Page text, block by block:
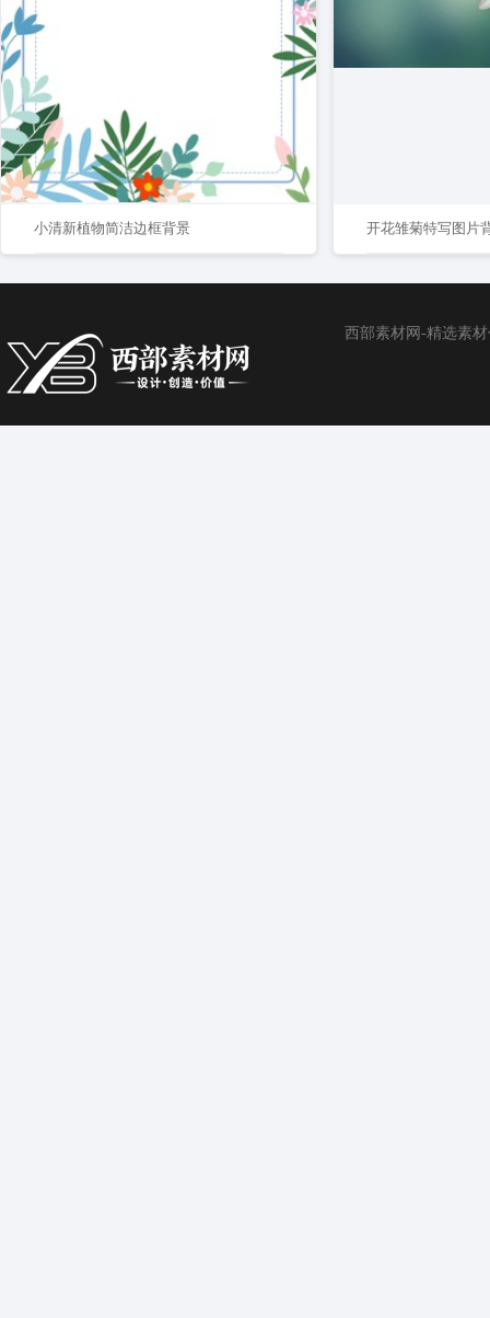
小清新植物简洁边框背景 开花雏菊特写图片
西部素材网-精选素